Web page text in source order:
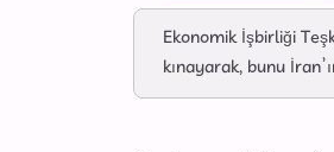
Ekonomik İşbirliği
kınayarak, bunu